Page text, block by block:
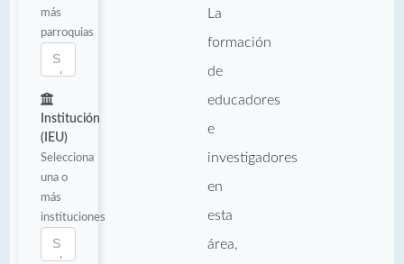
más
parroquias
Institución
(IEU)
Selecciona
una o
más
instituciones
La
formación
de
educadores
e
investigadores
en
esta
área,